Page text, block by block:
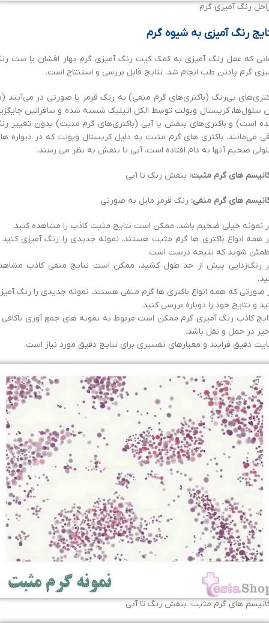
رنگ آمیزی گرم
رنگ آمیزی به شیوه گرم
که عمل رنگ آمیزی به کمک کیت رنگ آمیزی گرم بهار افشان یا ست
گرم پادتن طب انجام شد، نتایج قابل بررسی و استنتاج است.
بی‌رنگ (باکتری‌های گرم منفی) به رنگ قرمز یا صورتی در می‌آیند
سلول‌ها،کریستال ویولت توسط الکل اتیلیک شسته شده و سافرانین
است) و باکتری‌های بنفش یا آبی (باکتری‌های گرم مثبت) بدون تغییر
می‌مانند. باکتری های گرم مثبت به دلیل کریستال ویولت که در دیواره
ضخیم آنها به دام افتاده است، آبی تا بنفش به نظر می رسند.
های گرم مثبت: بنفش رنگ تا آبی
های گرم منفی: رنگ قرمز مایل به صورتی
نمونه خیلی ضخیم باشد، ممکن است نتایج مثبت کاذب را مشاهده کنید.
همه انواع باکتری ها گرم مثبت هستند، نمونه جدیدی را رنگ آمیزی کنید
شوید که نتیجه درست است.
رنگ‌زدایی بیش از حد طول کشید، ممکن است نتایج منفی کاذب
صورتی که همه انواع باکتری ها گرم منفی هستند، نمونه جدیدی را رنگ
و نتایج خود را دوباره بررسی کنید.
کاذب رنگ آمیزی گرم ممکن است مربوط به نمونه های جمع آوری ناکافی
در حمل و نقل باشد.
دقیق فرایند و معیارهای تفسیری برای نتایج دقیق مورد نیاز است.
های گرم مثبت: بنفش رنگ تا آبی